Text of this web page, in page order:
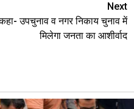
Next
उपचुनाव व नगर निकाय चुनाव में
मिलेगा जनता का आशीर्वाद